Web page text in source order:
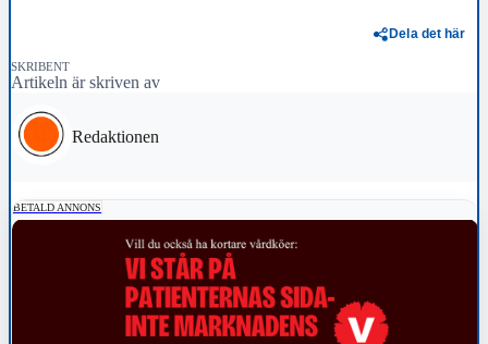
Dela det här
SKRIBENT
Artikeln är skriven av
Redaktionen
BETALD ANNONS